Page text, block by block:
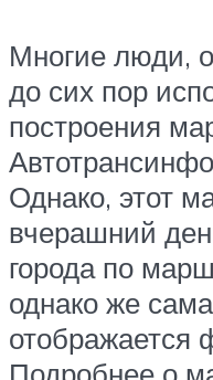
Многие люди,
до сих пор
построения
Однако, этот
вчерашний
города по
однако же
отображается